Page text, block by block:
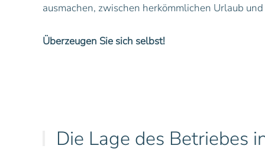
ausmachen, zwischen herkömmlichen Urlaub
Überzeugen Sie sich selbst!
Die Lage des Betriebes